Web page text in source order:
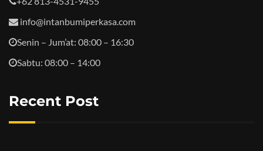
info@intanbumiperkasa.com
Senin – Jum’at: 08:00 – 16:30
Sabtu: 08:00 – 14:00
Recent Post